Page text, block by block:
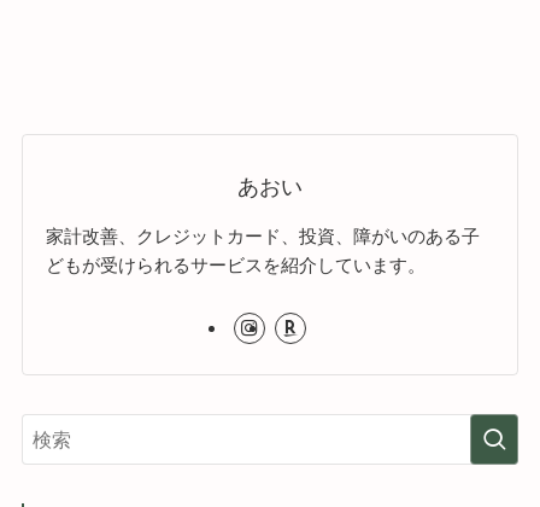
あおい
家計改善、クレジットカード、投資、障がいのある子
どもが受けられるサービスを紹介しています。